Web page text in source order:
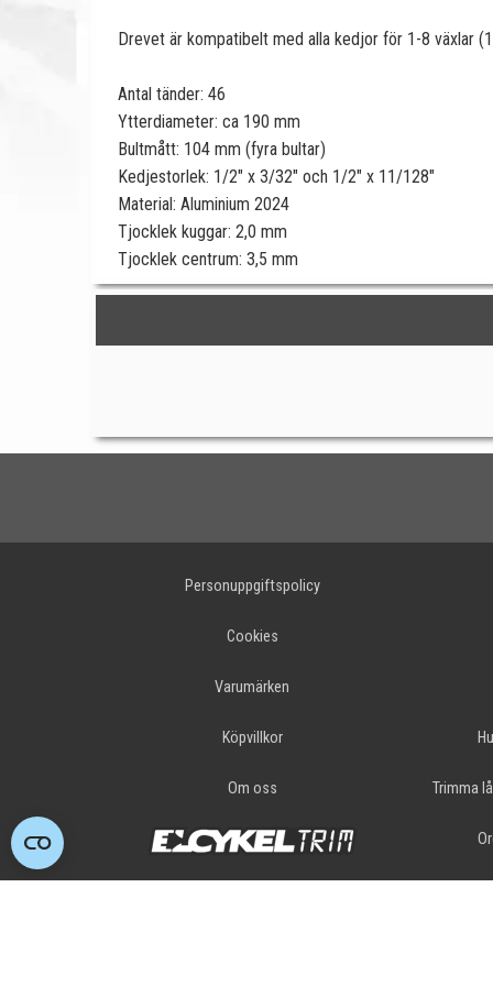
Drevet är kompatibelt med alla kedjor för 1-8 växlar
Antal tänder: 46
Ytterdiameter: ca 190 mm
Bultmått: 104 mm (fyra bultar)
Kedjestorlek: 1/2" x 3/32" och 1/2" x 11/128"
Material: Aluminium 2024
Tjocklek kuggar: 2,0 mm
Tjocklek centrum: 3,5 mm
Personuppgiftspolicy
Cookies
Varumärken
Köpvillkor
Om oss Trimma